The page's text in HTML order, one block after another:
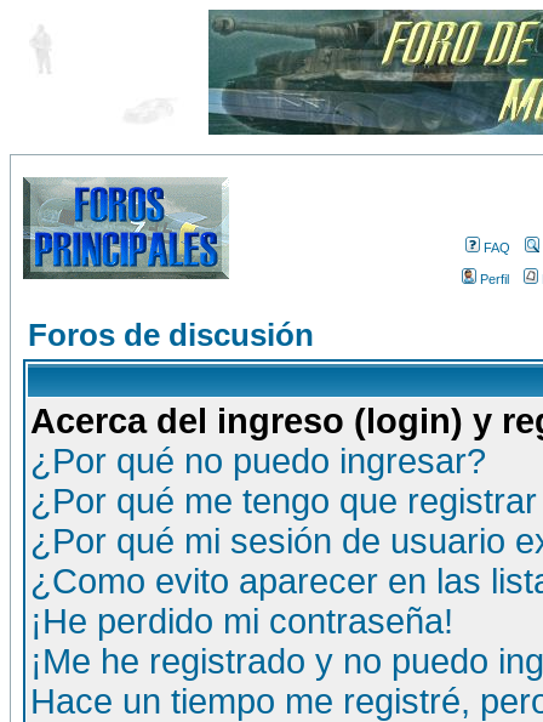
FAQ
Perfil
Foros de discusión
Acerca del ingreso (login) y
¿Por qué no puedo ingresar?
¿Por qué me tengo que
¿Por qué mi sesión de usuario
¿Como evito aparecer en las
¡He perdido mi contraseña!
¡Me he registrado y no puedo
Hace un tiempo me registré,